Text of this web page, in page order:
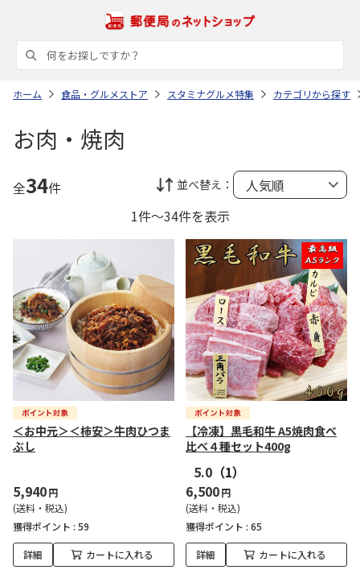
ホーム 食品・グルメストア スタミナグルメ特集 カテゴリから探す
お肉・焼肉
全34件 並べ替え：
1件～34件を表示
＜お中元＞＜柿安＞牛肉ひつま
ぶし
5,940円
(送料・税込)
獲得ポイント : 59
詳細 カートに入れる
【冷凍】黒毛和牛 A5焼肉食べ
比べ４種セット400g
5.0 （1）
6,500円
(送料・税込)
獲得ポイント : 65
詳細 カートに入れる